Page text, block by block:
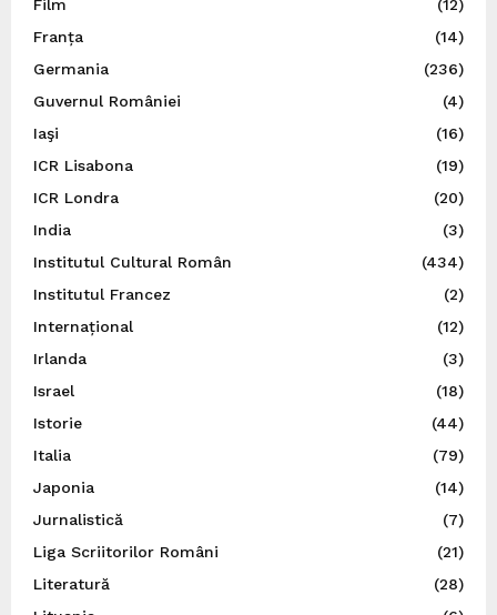
Film
(12)
Franța
(14)
Germania
(236)
Guvernul României
(4)
Iaşi
(16)
ICR Lisabona
(19)
ICR Londra
(20)
India
(3)
Institutul Cultural Român
(434)
Institutul Francez
(2)
Internațional
(12)
Irlanda
(3)
Israel
(18)
Istorie
(44)
Italia
(79)
Japonia
(14)
Jurnalistică
(7)
Liga Scriitorilor Români
(21)
Literatură
(28)